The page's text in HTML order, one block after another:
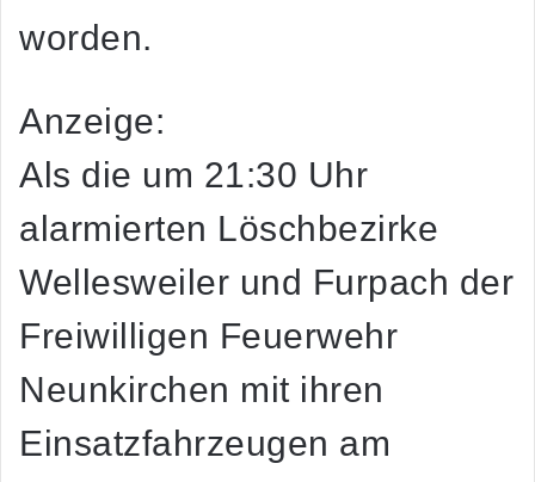
worden.
Anzeige:
Als die um 21:30 Uhr
alarmierten Löschbezirke
Wellesweiler und Furpach der
Freiwilligen Feuerwehr
Neunkirchen mit ihren
Einsatzfahrzeugen am